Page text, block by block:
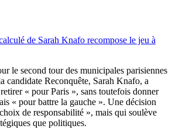
de Sarah Knafo recompose le jeu à
le second tour des municipales parisiennes
candidate Reconquête, Sarah Knafo, a
« pour Paris », sans toutefois donner
« pour battre la gauche ». Une décision
de responsabilité », mais qui soulève
que politiques.